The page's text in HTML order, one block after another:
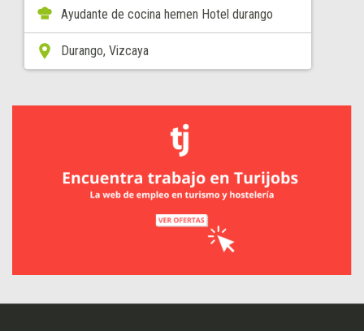
Ayudante de cocina hemen Hotel durango
Durango, Vizcaya